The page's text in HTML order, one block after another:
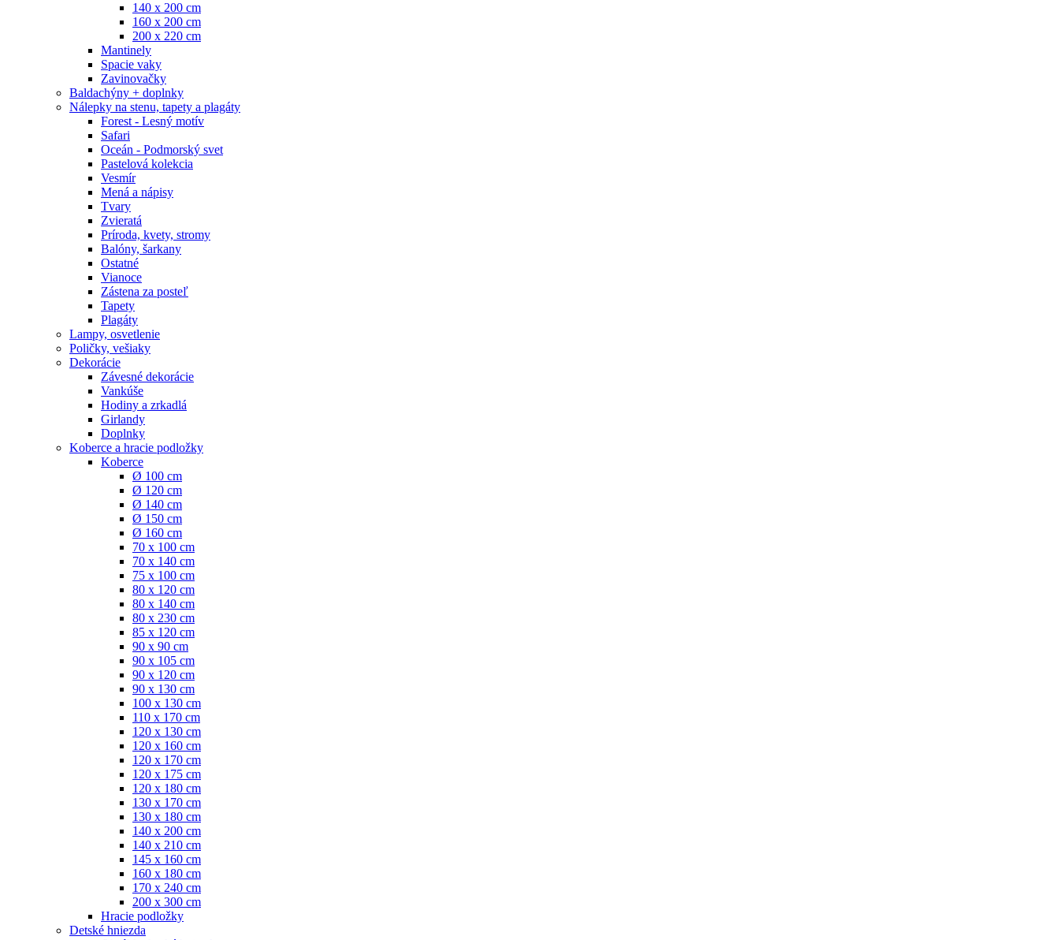
140 x 200 cm
160 x 200 cm
200 x 220 cm
Mantinely
Spacie vaky
Zavinovačky
Baldachýny + doplnky
Nálepky na stenu, tapety a plagáty
Forest - Lesný motív
Safari
Oceán - Podmorský svet
Pastelová kolekcia
Vesmír
Mená a nápisy
Tvary
Zvieratá
Príroda, kvety, stromy
Balóny, šarkany
Ostatné
Vianoce
Zástena za posteľ
Tapety
Plagáty
Lampy, osvetlenie
Poličky, vešiaky
Dekorácie
Závesné dekorácie
Vankúše
Hodiny a zrkadlá
Girlandy
Doplnky
Koberce a hracie podložky
Koberce
Ø 100 cm
Ø 120 cm
Ø 140 cm
Ø 150 cm
Ø 160 cm
70 x 100 cm
70 x 140 cm
75 x 100 cm
80 x 120 cm
80 x 140 cm
80 x 230 cm
85 x 120 cm
90 x 90 cm
90 x 105 cm
90 x 120 cm
90 x 130 cm
100 x 130 cm
110 x 170 cm
120 x 130 cm
120 x 160 cm
120 x 170 cm
120 x 175 cm
120 x 180 cm
130 x 170 cm
130 x 180 cm
140 x 200 cm
140 x 210 cm
145 x 160 cm
160 x 180 cm
170 x 240 cm
200 x 300 cm
Hracie podložky
Detské hniezda